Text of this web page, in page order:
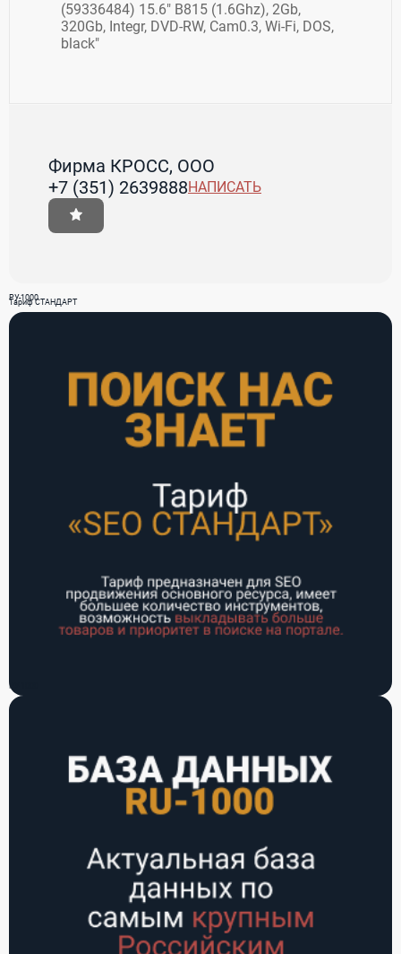
(59336484) 15.6" B815 (1.6Ghz), 2Gb,
320Gb, Integr, DVD-RW, Cam0.3, Wi-Fi, DOS,
black"
Фирма КРОСС, ООО
+7 (351) 2639888НАПИСАТЬ
РУ-1000
Тариф СТАНДАРТ
РУ-1000